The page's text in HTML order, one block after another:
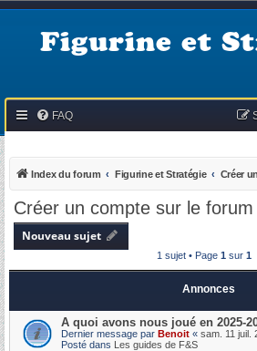
Figurine et
FAQ
Index du forum Figurine et Stratégie Créer
Créer un compte sur le forum
Nouveau sujet
1 sujet • Page 1 sur 1
Annonces
A quoi avons nous joué en 2025-
Dernier message par Benoit « sam. 11 juil.
Posté dans Les guides de F&S